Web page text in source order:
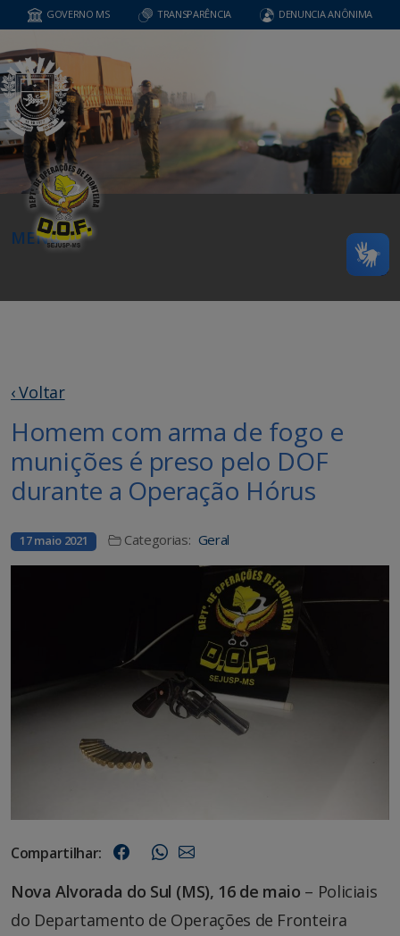
GOVERNO MS TRANSPARÊNCIA DENUNCIA ANÔNIMA
MENU
‹ Voltar
Homem com arma de fogo e
munições é preso pelo DOF
durante a Operação Hórus
17 maio 2021 Categorias: Geral
Compartilhar:
Nova Alvorada do Sul (MS), 16 de maio – Policiais
do Departamento de Operações de Fronteira